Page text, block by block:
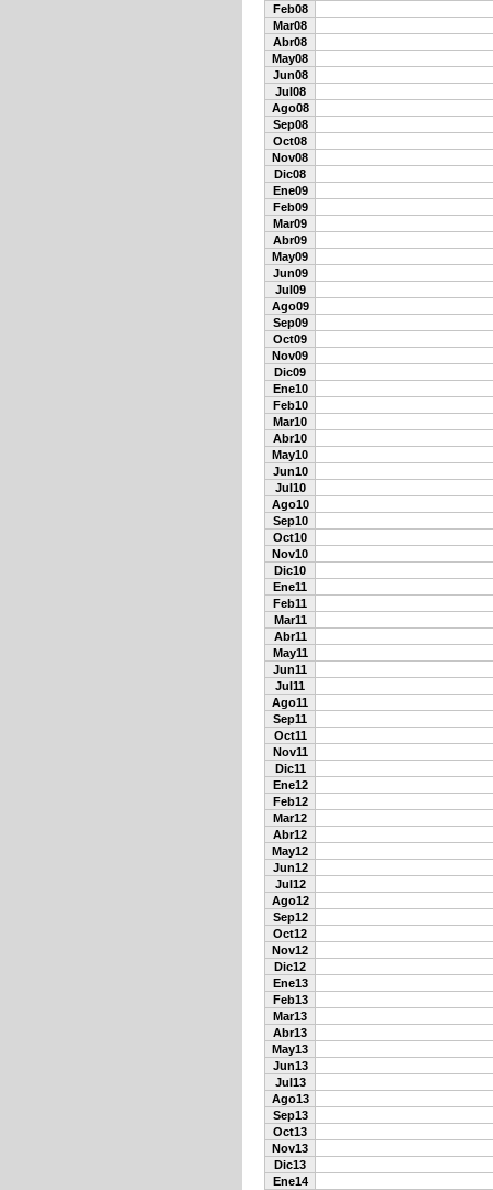
Feb08
Mar08
Abr08
May08
Jun08
Jul08
Ago08
Sep08
Oct08
Nov08
Dic08
Ene09
Feb09
Mar09
Abr09
May09
Jun09
Jul09
Ago09
Sep09
Oct09
Nov09
Dic09
Ene10
Feb10
Mar10
Abr10
May10
Jun10
Jul10
Ago10
Sep10
Oct10
Nov10
Dic10
Ene11
Feb11
Mar11
Abr11
May11
Jun11
Jul11
Ago11
Sep11
Oct11
Nov11
Dic11
Ene12
Feb12
Mar12
Abr12
May12
Jun12
Jul12
Ago12
Sep12
Oct12
Nov12
Dic12
Ene13
Feb13
Mar13
Abr13
May13
Jun13
Jul13
Ago13
Sep13
Oct13
Nov13
Dic13
Ene14